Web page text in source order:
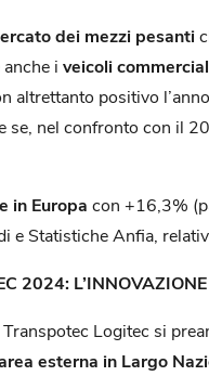
dei mezzi pesanti
i veicoli
altrettanto positivo
se, nel confronto con il
in Europa con +16,3%
e Statistiche Anfia,
2024:
Logitec si
esterna in Largo